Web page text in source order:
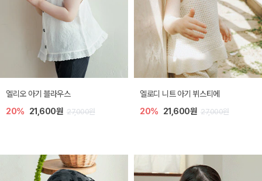
미렐 아기 라운지웨어
10% 28,800원 32,000원
[SIZE ~6Y] 로미나 라운지 셋업
10% 26,100원 29,000원